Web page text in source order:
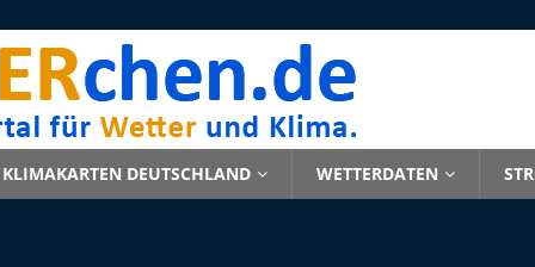
KLIMAKARTEN DEUTSCHLAND WETTERDATEN